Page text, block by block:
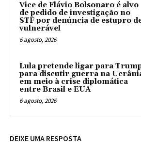
Vice de Flávio Bolsonaro é alvo
de pedido de investigação no
STF por denúncia de estupro
vulnerável
6 agosto, 2026
Lula pretende ligar para
para discutir guerra na
em meio à crise diplomática
entre Brasil e EUA
6 agosto, 2026
DEIXE UMA RESPOSTA